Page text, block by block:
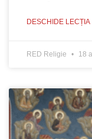
DESCHIDE LECȚIA
RED Religie 18